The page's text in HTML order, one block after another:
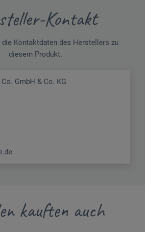
Kontakt
die Kontaktdaten des Herstellers zu
diesem Produkt.
GmbH & Co. KG
kauften auch